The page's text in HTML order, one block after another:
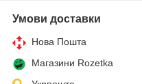
Умови доставки
Нова Пошта
Магазини Rozetka